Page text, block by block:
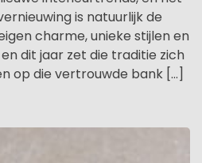
is natuurlijk de
charme, unieke stijlen en
dit jaar zet die traditie zich
op die vertrouwde bank […]